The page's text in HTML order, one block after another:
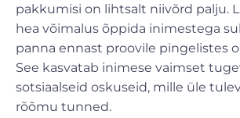
pakkumisi on lihtsalt niivõrd palju.
hea võimalus õppida inimestega
panna ennast proovile pingelistes
See kasvatab inimese vaimset
sotsiaalseid oskuseid, mille üle
rõõmu tunned.